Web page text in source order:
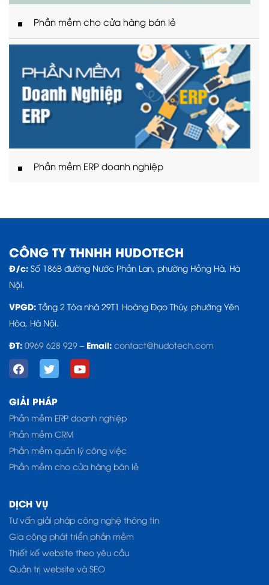
Phần mềm cho cửa hàng bán lẻ
Phần mềm ERP doanh nghiệp
CÔNG TY THNHH HUDOTECH
Đ/c: Số 186B đường Nước Phần Lan, phường Hồng Hà, Hà
Nội.
VPGD: Tầng 2 Tòa nhà 29T1 Hoàng Đạo Thúy, phường Yên
Hòa, Hà Nội.
ĐT: 0969 628 929 – Email: contact@hudotech.com
GIẢI PHÁP
Phần mềm ERP doanh nghiệp
Phần mềm CRM
Phần mềm quản lý công việc
Phần mềm cho cửa hàng bán lẻ
DỊCH VỤ
Tư vấn giải pháp công nghệ thông tin
Gia công phát triển phần mềm
Thiết kế website theo yêu cầu
Quản trị website và SEO